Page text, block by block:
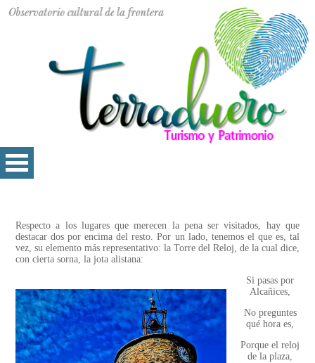
Respecto a los lugares que merecen la pena ser visitados, hay que
destacar dos por encima del resto. Por un lado, tenemos el que es, tal
vez, su elemento más representativo: la Torre del Reloj, de la cual dice,
con cierta sorna, la jota alistana:
Si pasas por
Alcañices,
No preguntes
qué hora es,
Porque el reloj
de la plaza,